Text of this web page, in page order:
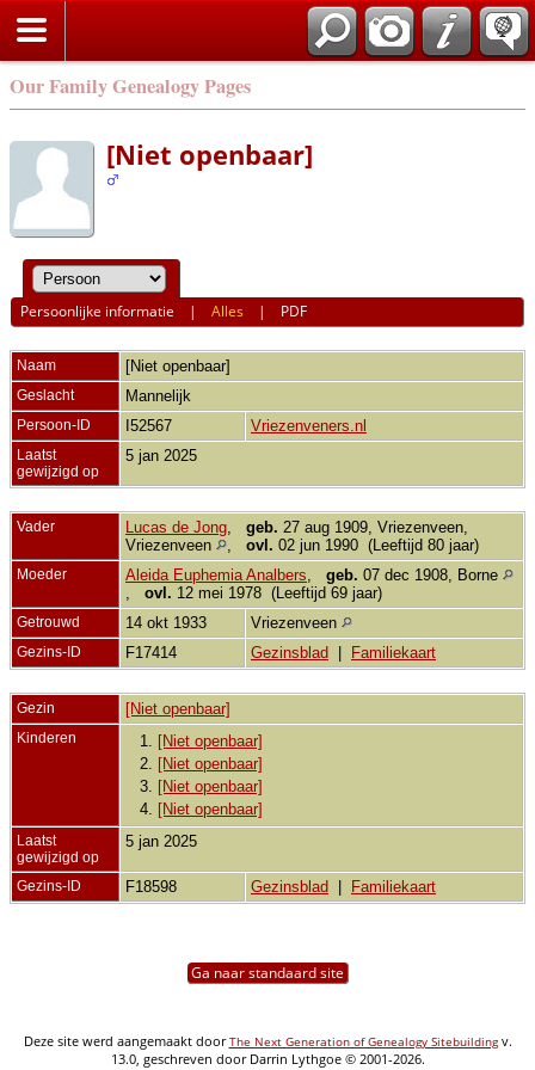
Our Family Genealogy Pages
[Niet openbaar]
Persoonlijke informatie |Alles | PDF
Naam [Niet openbaar]
Geslacht Mannelijk
Persoon-ID I52567 Vriezenveners.nl
Laatst
gewijzigd op
5 jan 2025
Vader Lucas de Jong geb. 27 aug 1909, Vriezenveen,
Vriezenveen
ovl. 02 jun 1990 (Leeftijd 80 jaar)
Moeder Aleida Euphemia Analbers geb. 07 dec 1908, Borne
ovl. 12 mei 1978 (Leeftijd 69 jaar)
Getrouwd 14 okt 1933 Vriezenveen
Gezins-ID F17414 Gezinsblad Familiekaart
Gezin [Niet openbaar]
Kinderen 1.
[Niet openbaar]
2.
[Niet openbaar]
3.
[Niet openbaar]
4.
[Niet openbaar]
Laatst
gewijzigd op
5 jan 2025
Gezins-ID F18598 Gezinsblad Familiekaart
Ga naar standaard site
Deze site werd aangemaakt doorThe Next Generation of Genealogy Sitebuildingv.
13.0, geschreven door Darrin Lythgoe © 2001-2026.